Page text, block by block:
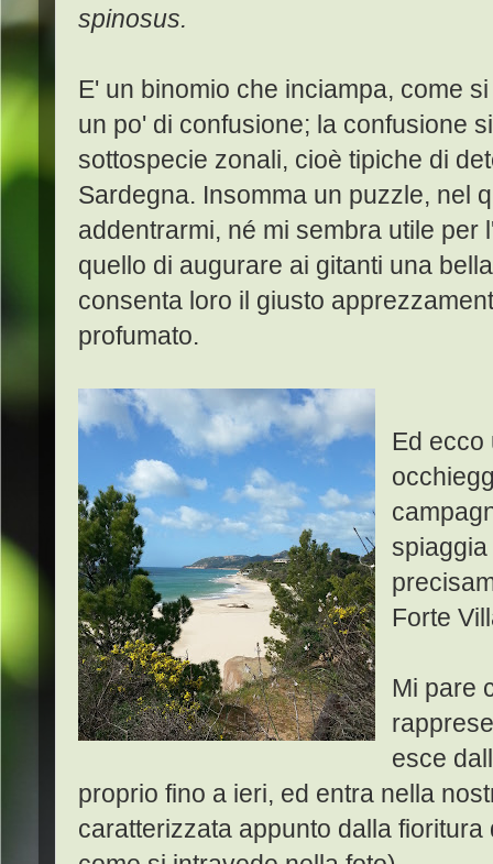
spinosus.
E' un binomio che inciampa, come
un po' di confusione; la confusione
sottospecie zonali, cioè tipiche di
Sardegna. Insomma un puzzle, nel
addentrarmi, né mi sembra utile per
quello di augurare ai gitanti una
consenta loro il giusto
profumato.
Ed ecco
Forte
Mi pare
esce
proprio fino a ieri, ed entra nella
caratterizzata appunto dalla